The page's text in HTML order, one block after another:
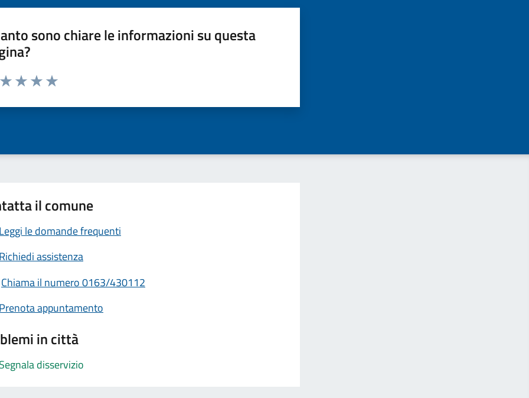
sono chiare le informazioni su questa
da 1 a 5 stelle la pagina
il comune
Leggi le domande frequenti
Richiedi assistenza
Chiama il numero 0163/430112
Prenota appuntamento
in città
Segnala disservizio